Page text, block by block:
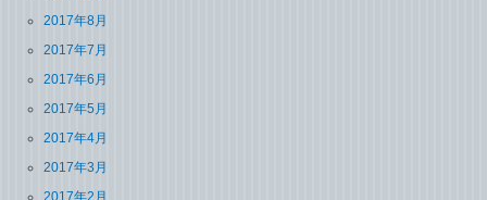
2017年8月
2017年7月
2017年6月
2017年5月
2017年4月
2017年3月
2017年2月